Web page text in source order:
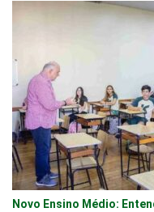
Novo Ensino Médio: